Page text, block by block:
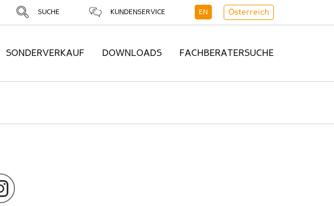
SUCHE KUNDENSERVICE EN Österreich
SONDERVERKAUF DOWNLOADS FACHBERATERSUCHE